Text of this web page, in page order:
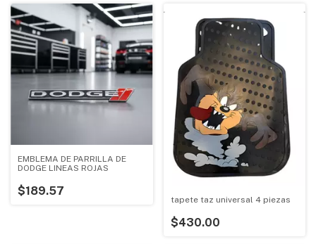
EMBLEMA DE PARRILLA DE
DODGE LINEAS ROJAS
$189.57
tapete taz universal 4 piezas
$430.00